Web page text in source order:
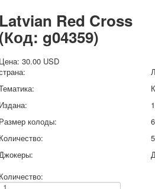
С Новым годом!
8 марта
23 февраля
Поздравляю
С днём рождения!
Пасха
Latvian Red Cross
(Код: g04359)
Цена:30.00 USD
Издана:
Размер колоды:
Количество:
Количество: